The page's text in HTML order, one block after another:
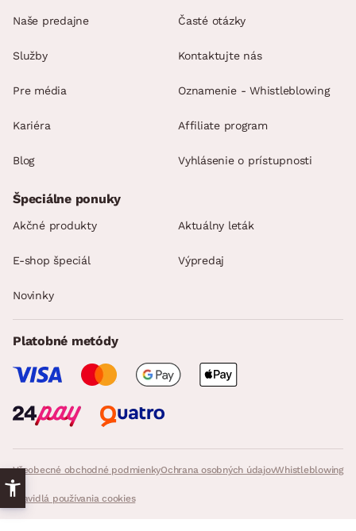
Naše predajne
Služby
Pre média
Kariéra
Blog
Časté otázky
Kontaktujte nás
Oznamenie - Whistleblowing
Affiliate program
Vyhlásenie o prístupnosti
Všeobecné obchodné podmienkyOchrana osobných údajovWhistleblowing
Pravidlá používania cookies
Špeciálne ponuky
Akčné produkty Aktuálny leták
E-shop špeciál Výpredaj
Novinky
Platobné metódy